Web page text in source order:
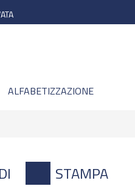
ALFABETIZZAZIONE
STAMPA